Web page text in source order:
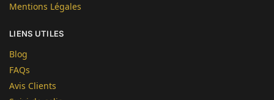
Mentions Légales
LIENS UTILES
Blog
FAQs
Avis Clients